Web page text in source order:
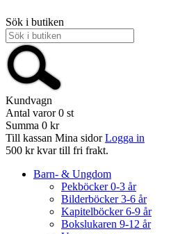
Sök i butiken
Kundvagn
Antal varor 0 st
Summa 0 kr
Till kassan Mina sidor Logga in
500 kr kvar till fri frakt.
Barn- & Ungdom
Pekböcker 0-3 år
Bilderböcker 3-6 år
Kapitelböcker 6-9 år
Bokslukaren 9-12 år